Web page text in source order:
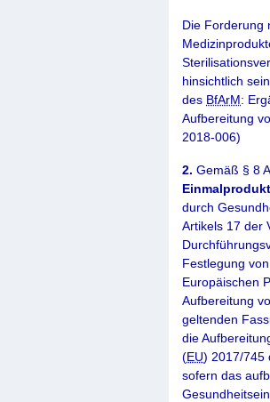
Die Forderung
hinsicht­lich
des BfArM:
Aufbereitung
2018-006)
2. Gemäß § 8
durch
Artikels 17 der
Festlegung
Europäischen
Aufbereitung
geltenden
die
(EU) 2017/745
sofern das